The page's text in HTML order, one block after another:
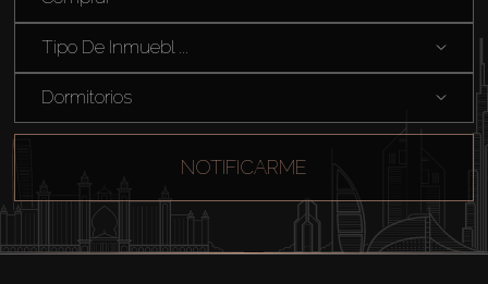
Sobre Plano
Agentes
Tipo De Inmuebl ...
Dormitorios
NOTIFICARME